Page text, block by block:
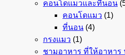
คอนโดแมวและที่นอน
คอนโดแมว (1)
ที่นอน (4)
กรงแมว (1)
ชามอาหาร ที่ให้อาหาร